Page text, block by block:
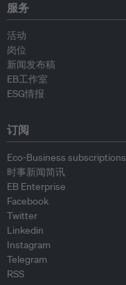
服务
活动
岗位
新闻发布稿
EB工作室
ESG情报
订阅
Eco-Business subscriptions
时事新闻简讯
EB Enterprise
Facebook
Twitter
Linkedin
Instagram
Telegram
RSS